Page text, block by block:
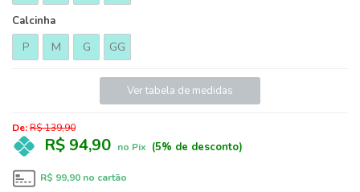
Calcinha
P M G GG
Ver tabela de medidas
De:R$ 139,90
R$ 94,90 no Pix (5% de desconto)
R$ 99,90 no cartão